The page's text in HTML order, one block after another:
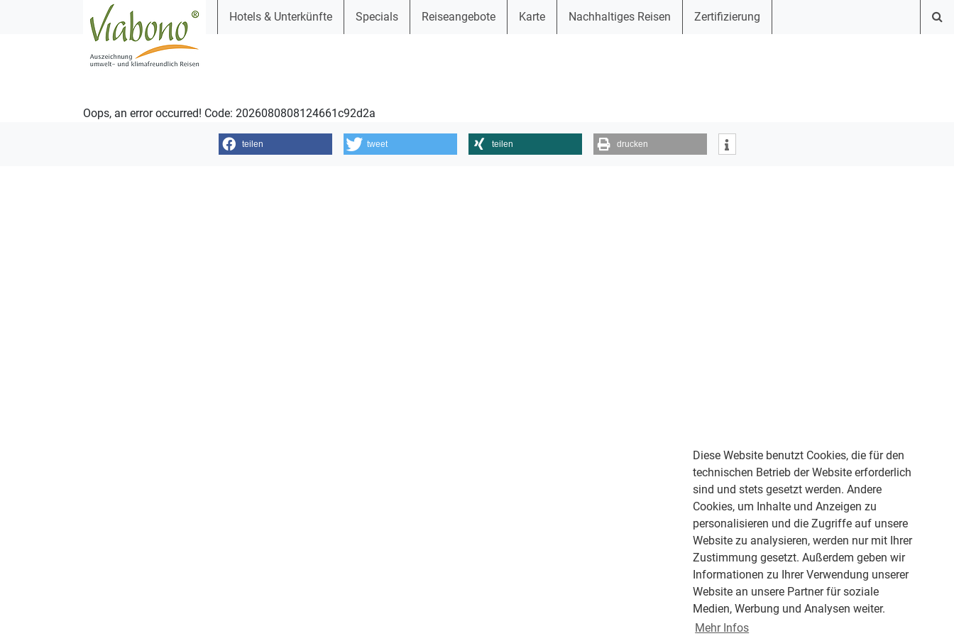
Diese Website benutzt Cookies, die für den
technischen Betrieb der Website erforderlich
sind und stets gesetzt werden. Andere
Cookies, um Inhalte und Anzeigen zu
personalisieren und die Zugriffe auf unsere
Website zu analysieren, werden nur mit Ihrer
Zustimmung gesetzt. Außerdem geben wir
Informationen zu Ihrer Verwendung unserer
Website an unsere Partner für soziale
Medien, Werbung und Analysen weiter.
Mehr Infos
Hotels & Unterkünfte Specials Reiseangebote Karte Nachhaltiges Reisen Zertifizierung
Oops, an error occurred! Code: 2026080808124661c92d2a
teilen tweet teilen drucken